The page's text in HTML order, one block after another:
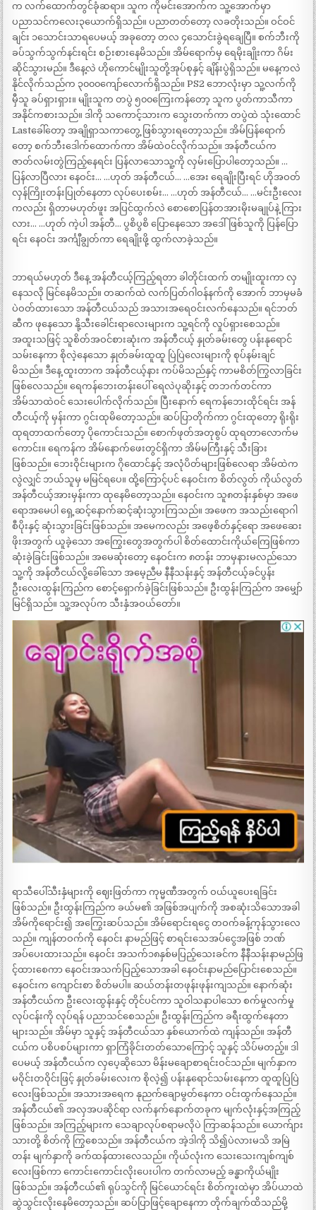
က လက်ထောက်တွင်ခုံဆရာ။ သူက ကိုမင်းအောက်က သူ့အောက်မှာ
ပညာသင်ကလေး၃ယောက်ရှိသည်။ ပညာတတ်တော့ လခတိုးသည်။ ဝင်ဝင်
ချင်း ၁သောင်းသာရပေမယ့် အခုတော့ တလ ၄သောင်းခွဲရချေပြီ။ စက်ဘီးကို
ခပ်သွက်သွက်နင်းရင်း စဉ်းစားနေမိသည်။ အိမ်ရောက်မှ ရေမိုးချိုးကာ ဂိမ်း
ဆိုင်သွားမည်။ ဒီနေ့လဲ ဟိုကောင်မျိုးသူတို့အုပ်စုနှင့် ချိန်းပွဲရှိသည်။ မနေ့ကလဲ
နိုင်လိုက်သည်က ၃၀၀၀ကျော်လောက်ရှိသည်။ PS2 ဘောလုံးမှာ သူ့လက်ကို
မှီသူ ခပ်ရှားရှား။ မျိုးသူက တပွဲ ၅၀၀ကြေးကန်တော့ သူက ပွတ်ကာသီကာ
အနိုင်ကစားသည်။ ဒါကို သကောင့်သားက သွေးတက်ကာ တပွဲထဲ သုံးထောင်
Lastခေါ်တော့ အချိုရှာသကာတွေ့ ဖြစ်သွားရတော့သည်။ အိမ်ပြန်ရောက်
တော့ စက်ဘီးဒေါက်ထောက်ကာ အိမ်ထဲဝင်လိုက်သည်။ အန်တီငယ်က
ဇာတ်လမ်းတွဲကြည့်နေရင်း ပြန်လာသောသူ့ကို လှမ်းပြောပါတော့သည်။ …
ပြန်လာပြီလား နေဝင်း… …ဟုတ် အန်တီငယ်… …အေး ရေချိုးပြီးရင် ဟိုအဝတ်
လှန်ကြိုးတန်းပြုတ်နေတာ လုပ်ပေးစမ်း… …ဟုတ် အန်တီငယ်… …မင်းဦးလေး
ကလည်း ရှိတာမဟုတ်ဖူး အပြင်ထွက်လဲ စောစောပြန်တအားမိုးမချုပ်နဲ့ ကြား
လား… …ဟုတ် ကဲ့ပါ အန်တီ… ပွစိပွစိ ပြောနေသော အဒေါ်ဖြစ်သူကို ပြန်ပြော
ရင်း နေဝင်း အင်္ကျီချွတ်ကာ ရေချိုးဖို့ ထွက်လာခဲ့သည်။
ဘာရယ်မဟုတ် ဒီနေ့ အန်တီငယ့်ကြည့်ရတာ ခါတိုင်းထက် တမျိုးထူးကာ လှ
နေသလို မြင်နေမိသည်။ တဆက်ထဲ လက်ပြတ်ဂါဝန်နက်ကို အောက် ဘာမှမခံ
ပဲဝတ်ထားသော အန်တီငယ်သည် အသားအရေဝင်းလက်နေသည်။ ရင်ဘတ်
ဆီက ဖုနေသော နို့သီးခေါင်းရာလေးများက သူ့ရင်ကို လှုပ်ရှားစေသည်။
အထူးသဖြင့် သူစိတ်အဝင်စားဆုံးက အန်တီငယ့် နှုတ်ခမ်းတွေ ပန်းနုရောင်
သမ်းနေကာ စိုလဲ့နေသော နှုတ်ခမ်းထူထူ ပြဲပြဲလေးများကို စုပ်နမ်းချင်
မိသည်။ ဒီနေ့ ထူးတာက အန်တီငယ့်နား ကပ်မိသည်နှင့် ကာမစိတ်ကြွလာခြင်း
ဖြစ်လေသည်။ ရေကန်ဘေးတန်းပေါ် ရေလဲပုဆိုးနှင့် တဘက်တင်ကာ
အိမ်သာထဲဝင် သေးပေါက်လိုက်သည်။ ပြီးနောက် ရေကန်ဘေးထိုင်ရင်း အန်
တီငယ့်ကို မှန်းကာ ဂွင်းထုမိတော့သည်။ ဆပ်ပြာတိုက်ကာ ဂွင်းထုတော့ ရိုးရိုး
ထုရတာထက်တော့ ပိုကောင်းသည်။ စောက်ဖုတ်အတုစွပ် ထုရတာလောက်မ
ကောင်း။ ရေကန်က အိမ်နောက်ဖေးတွင်ရှိကာ အိမ်မကြီးနှင့် သီးခြား
ဖြစ်သည်။ ဘေးဝိုင်းများက ဂိုထောင်နှင့် အလုံပိတ်များဖြစ်လေရာ အိမ်ထဲက
လွဲလျှင် ဘယ်သူမှ မမြင်ရပေ။ ထို့ကြောင့်ပင် နေဝင်းက စိတ်လွတ် ကိုယ်လွတ်
အန်တီငယ့်အားမှန်းကာ ထုနေမိတော့သည်။ နေဝင်းက သူ၈တန်းနှစ်မှာ အဖေ
ရောအမေပါ ရှေ့ဆင့်နောက်ဆင့်ဆုံးသွားကြသည်။ အဖေက အသည်းရောဂါ
စီပိုးနှင့် ဆုံးသွားခြင်းဖြစ်သည်။ အမေကလည်း အဖေ့စိတ်နှင့်ရော အဖေဆေး
ဖိုးအတွက် ယူခဲ့သော အကြွေးတွေအတွက်ပါ စိတ်ထောင်းကိုယ်ကြေဖြစ်ကာ
ဆုံးခဲ့ခြင်းဖြစ်သည်။ အမေဆုံးတော့ နေဝင်းက ၈တန်း ဘာမှနားမလည်သော
သူ့ကို အန်တီငယ်လို့ခေါ်သော အမေ့ညီမ နီနီသန်းနှင့် အန်တီငယ့်ခင်ပွန်း
ဦးလေးထွန်းကြည်က စောင့်ရှောက်ခဲ့ခြင်းဖြစ်သည်။ ဦးထွန်းကြည်က အမျှော်
မြင်ရှိသည်။ သူ့အလုပ်က သီးနှံအဝယ်တော်။
ရာသီပေါ်သီးနှံများကို ဈေးဖြတ်ကာ ကုမ္မဏီအတွက် ဝယ်ယူပေးရခြင်း
ဖြစ်သည်။ ဦးထွန်းကြည်က ခယ်မ၏ အဖြစ်အပျက်ကို အစဆုံးသိသောအခါ
အိမ်ကိုရောင်း၍ အကြွေးဆပ်သည်။ အိမ်ရောင်းရငွေ တဝက်ခန့်ကုန်သွားလေ
သည်။ ကျန်တဝက်ကို နေဝင်း နာမည်ဖြင့် စာရင်းသေအပ်ငွေအဖြစ် ဘဏ်
အပ်ပေးထားသည်။ နေဝင်း အသက်၁၈နှစ်မပြည့်သေးခင်က နီနီသန်းနာမည်ဖြ
င့်ထားစေကာ နေဝင်းအသက်ပြည့်သောအခါ နေဝင်းနာမည်ပြောင်းစေသည်။
နေဝင်းက ကျောင်းစာ စိတ်မပါ။ ဆယ်တန်းတဖုန်းဖုန်းကျသည်။ နောက်ဆုံး
အန်တီငယ်က ဦးလေးထွန်းနှင့် တိုင်ပင်ကာ သူဝါသနာပါသော စက်မှုလက်မှု
လုပ်ငန်းကို လုပ်ရန် ပညာသင်စေသည်။ ဦးထွန်းကြည်က ခရီးထွက်နေတာ
များသည်။ အိမ်မှာ သူနှင့် အန်တီငယ်သာ နှစ်ယောက်ထဲ ကျန်သည်။ အန်တီ
ငယ်က ပစိပစပ်များကာ ရှာကြံခိုင်းတတ်သောကြောင့် သူနှင့် သိပ်မတည့်။ ဒါ
ပေမယ့် အန်တီငယ်က လှပေ့ဆိုသော မိန်းမချောစာရင်းဝင်သည်။ မျက်နှာက
မဝိုင်းတဝိုင်းဖြင့် နှုတ်ခမ်းလေးက စိုလဲ့၍ ပန်းနုရောင်သမ်းနေကာ ထူထူပြဲပြဲ
လေးဖြစ်သည်။ အသားအရေက နုညက်ချောမွတ်နေကာ ဝင်းထွက်နေသည်။
အန်တီငယ်၏ အလှအပဆိုင်ရာ လက်နက်နောက်တခုက မျက်လုံးနှင့်အကြည့်
ဖြစ်သည်။ အကြည့်များက သေချာလုပ်စရာမလိုပဲ ကြာဆန်သည်။ ယောက်ျား
သားတို့ စိတ်ကို ကြွစေသည်။ အန်တီငယ်က အဲ့ဒါကို သိ၍ပဲလားမသိ အမြဲ
တန်း မျက်နှာကို ခက်ထန်ထားလေသည်။ ကိုယ်လုံးက သေးသေးကျစ်ကျစ်
လေးဖြစ်ကာ ကောင်းကောင်းလိုးပေးပါက တက်လာမည့် ခန္ဓာကိုယ်မျိုး
ဖြစ်သည်။ အန်တီငယ်၏ ရုပ်သွင်ကို မြင်ယောင်ရင်း စိတ်ကူးထဲမှာ အိပ်ယာထဲ
ဆွဲသွင်းလိုးနေမိတော့သည်။ ဆပ်ပြာဖြင့်ချောနေကာ တိုက်ချက်ထိသည်မို့